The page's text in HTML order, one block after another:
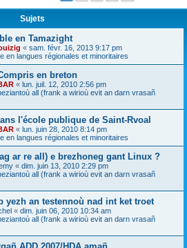
c
Sujets
en Tamazight
« sam. févr. 16, 2013 9:17 pm
en langues régionales et minoritaires
en breton
« lun. juil. 12, 2010 2:56 pm
all (frank a wirioù evit an darn vrasañ
l'école publique de Saint-Rvoal
« lun. juin 28, 2010 8:14 pm
en langues régionales et minoritaires
ar re all) e brezhoneg gant Linux ?
« dim. juin 13, 2010 2:29 pm
all (frank a wirioù evit an darn vrasañ
yezh an testennoù nad int ket troet
« dim. juin 06, 2010 10:34 am
all (frank a wirioù evit an darn vrasañ
ADD 2007/HDA amañ